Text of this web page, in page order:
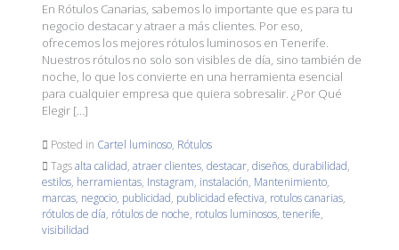
En Rótulos Canarias, sabemos lo importante que es para tu
negocio destacar y atraer a más clientes. Por eso,
ofrecemos los mejores rótulos luminosos en Tenerife.
Nuestros rótulos no solo son visibles de día, sino también de
noche, lo que los convierte en una herramienta esencial
para cualquier empresa que quiera sobresalir. ¿Por Qué
Elegir […]
Posted in Cartel luminoso, Rótulos
Tagsalta calidad,atraer clientes,destacar,diseños,durabilidad,
estilos, herramientas, Instagram, instalación, Mantenimiento,
marcas, negocio, publicidad, publicidad efectiva, rotulos canarias,
rótulos de día, rótulos de noche, rotulos luminosos,tenerife,
visibilidad